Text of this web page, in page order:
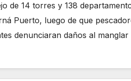
de 14 torres y 138
Puerto, luego de que
denunciaran daños al